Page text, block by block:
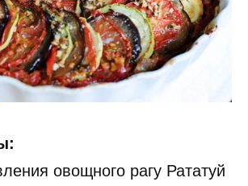
овощного рагу Рататуй